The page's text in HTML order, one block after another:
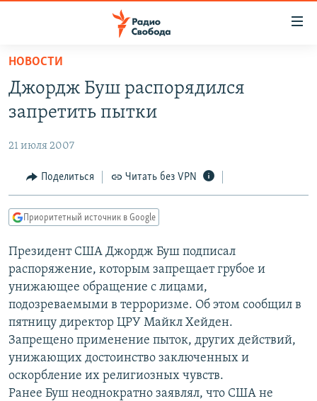
упрощенного
доступа
основному
Вернутся
главной
навигации
Вернутся
поиску
ПОДКАСТЫ
АВТОРСКИЕ ПРОЕКТЫ
ЦИТАТЫ СВОБОДЫ
МНЕНИЯ
IDEL.РЕАЛИИ
КАВКАЗ.РЕАЛИИ
СЕВЕР.РЕАЛИИ
СИБИРЬ.РЕАЛИИ
РАСПИСАНИЕ ВЕЩАНИЯ
ПОДПИШИТЕСЬ НА РАССЫЛКУ
СОЦИАЛЬНЫЕ СЕТИ
НОВОСТИ
Джордж Буш распорядился
запретить пытки
21 июля 2007
Поделиться Читать без VPN
Приоритетный источник в Google
Президент США Джордж Буш подписал
распоряжение, которым запрещает грубое и
унижающее обращение с лицами,
подозреваемыми в терроризме. Об этом сообщил в
пятницу директор ЦРУ Майкл Хейден.
Запрещено применение пыток, других действий,
унижающих достоинство заключенных и
оскорбление их религиозных чувств.
Ранее Буш неоднократно заявлял, что США не